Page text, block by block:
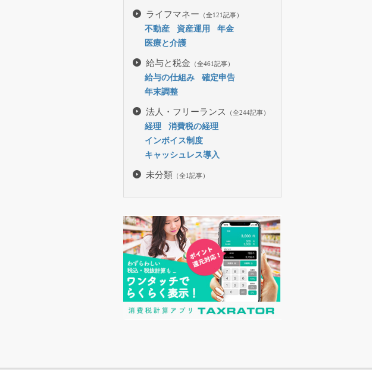
ライフマネー （全121記事）
不動産 資産運用
年金
医療と介護
給与と税金 （全461記事）
給与の仕組み
確定申告
年末調整
法人・フリーランス （全244記事）
経理
消費税の経理
インボイス制度
キャッシュレス導入
未分類 （全1記事）